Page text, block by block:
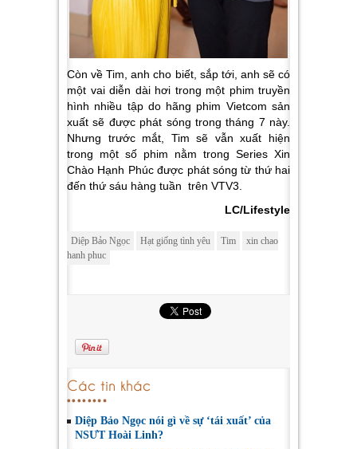
Còn về Tim, anh cho biết, sắp tới, anh sẽ có
một vai diễn dài hơi trong một phim truyền
hình nhiều tập do hãng phim Vietcom sản
xuất sẽ được phát sóng trong tháng 7 này.
Nhưng trước mắt, Tim sẽ vẫn xuất hiện
trong một số phim nằm trong Series Xin
Chào Hạnh Phúc được phát sóng từ thứ hai
đến thứ sáu hàng tuần trên VTV3.
LC/Lifestyle
Diệp Bảo Ngọc Hạt giống tình yêu Tim
xin chao
hanh phuc
Các tin khác
Diệp Bảo Ngọc nói gì về sự ‘tái xuất’ của
NSƯT Hoài Linh?